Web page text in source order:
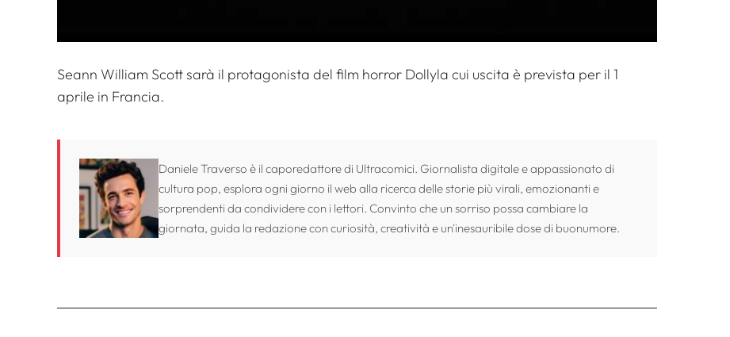
Seann William Scott sarà il protagonista del film horror Dollyla cui uscita è prevista per il 1
aprile in Francia.
Daniele Traverso è il caporedattore di Ultracomici. Giornalista digitale e appassionato di
cultura pop, esplora ogni giorno il web alla ricerca delle storie più virali, emozionanti e
sorprendenti da condividere con i lettori. Convinto che un sorriso possa cambiare la
giornata, guida la redazione con curiosità, creatività e un'inesauribile dose di buonumore.